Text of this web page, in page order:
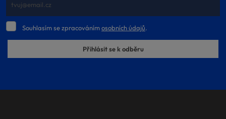
Souhlasím
Souhlasím se zpracovánímosobních údajů.
Přihlásit se k odběru